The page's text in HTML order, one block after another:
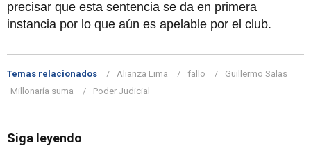
precisar que esta sentencia se da en primera
instancia por lo que aún es apelable por el club.
Temas relacionados Alianza Lima fallo
Guillermo Salas
Millonaría suma
Poder Judicial
Siga leyendo